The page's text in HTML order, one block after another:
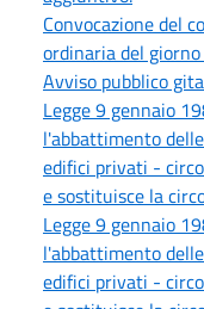
Convocazione del
ordinaria del
Avviso pubblico
Legge 9 gennaio
l'abbattimento
edifici privati -
e sostituisce la
Legge 9 gennaio
l'abbattimento
edifici privati -